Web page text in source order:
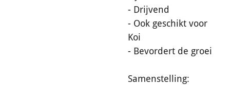
- Drijvend
- Ook geschikt voor
Koi
- Bevordert de groei
Samenstelling: